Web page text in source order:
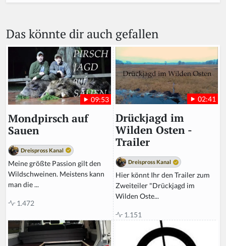
Das könnte dir auch gefallen
09:53
Mondpirsch auf
Sauen
Dreispross Kanal
Meine größte Passion gilt den
Wildschweinen. Meistens kann
man die ...
1.472
02:41
Drückjagd im
Wilden Osten -
Trailer
Dreispross Kanal
Hier könnt Ihr den Trailer zum
Zweiteiler "Drückjagd im
Wilden Oste...
1.151